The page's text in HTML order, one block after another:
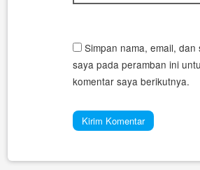
Simpan nama, email, dan
saya pada peramban ini
komentar saya berikutnya.